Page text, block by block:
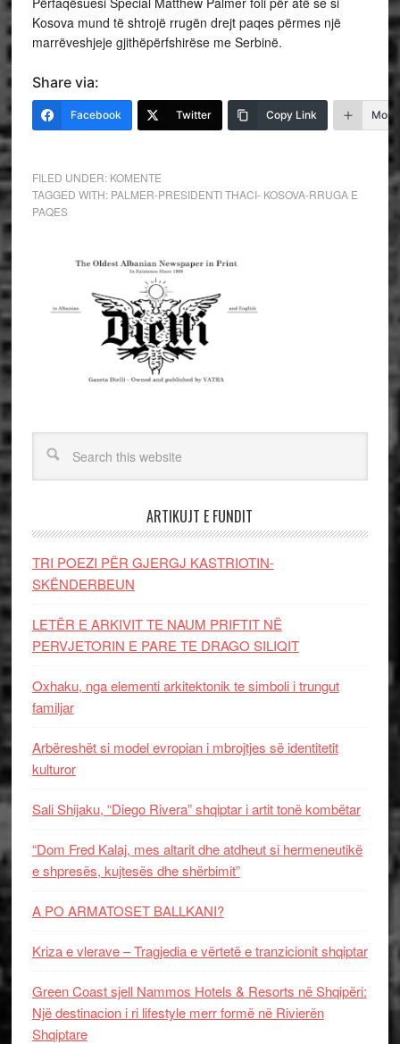
Kosova mund të shtrojë rrugën drejt paqes përmes një
marrëveshjeje gjithëpërfshirëse me Serbinë.
Share via:
Facebook Twitter Copy Link More
FILED UNDER: KOMENTE
TAGGED WITH: PALMER-PRESIDENTI THACI- KOSOVA-RRUGA E
PAQES
ARTIKUJT E FUNDIT
TRI POEZI PËR GJERGJ KASTRIOTIN-
SKËNDERBEUN
LETËR E ARKIVIT TE NAUM PRIFTIT NË
PERVJETORIN E PARE TE DRAGO SILIQIT
Oxhaku, nga elementi arkitektonik te simboli i trungut
familjar
Arbëreshët si model evropian i mbrojtjes së identitetit
kulturor
Sali Shijaku, “Diego Rivera” shqiptar i artit tonë kombëtar
“Dom Fred Kalaj, mes altarit dhe atdheut si hermeneutikë
e shpresës, kujtesës dhe shërbimit”
A PO ARMATOSET BALLKANI?
Kriza e vlerave – Tragjedia e vërtetë e tranzicionit shqiptar
Green Coast sjell Nammos Hotels & Resorts në Shqipëri:
Një destinacion i ri lifestyle merr formë në Rivierën
Shqiptare